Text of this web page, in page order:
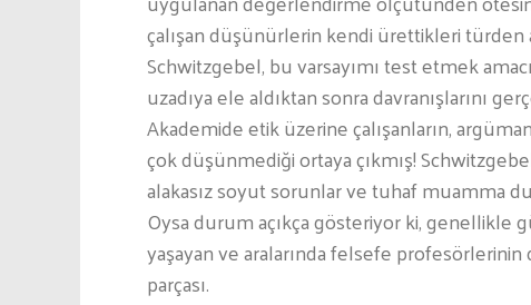
çalışan düşünürlerin kendi ürettikleri türden
Schwitzgebel, bu varsayımı test etmek
uzadıya ele aldıktan sonra davranışlarını
Akademide etik üzerine çalışanların,
çok düşünmediği ortaya çıkmış!
alakasız soyut sorunlar ve tuhaf muamma
Oysa durum açıkça gösteriyor ki,
yaşayan ve aralarında felsefe
parçası.